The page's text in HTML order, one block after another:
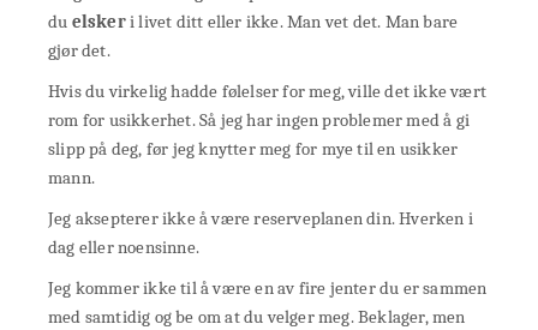
du elskeri livet ditt eller ikke. Man vet det. Man bare
gjør det.
Hvis du virkelig hadde følelser for meg, ville det ikke vært
rom for usikkerhet. Så jeg har ingen problemer med å gi
slipp på deg, før jeg knytter meg for mye til en usikker
mann.
Jeg aksepterer ikke å være reserveplanen din. Hverken i
dag eller noensinne.
Jeg kommer ikke til å være en av fire jenter du er sammen
med samtidig og be om at du velger meg. Beklager, men